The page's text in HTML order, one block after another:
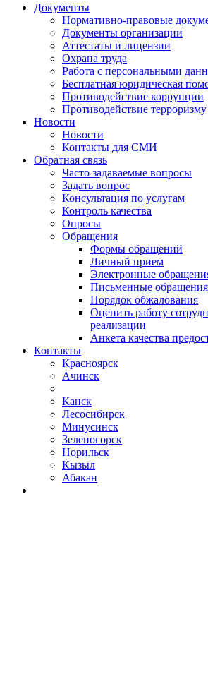
Документы
Нормативно-правовые
Документы организации
Аттестаты и лицензии
Охрана труда
Работа с персональными
Бесплатная юридическая
Противодействие коррупции
Противодействие терроризму
Новости
Новости
Контакты для СМИ
Обратная связь
Часто задаваемые вопросы
Задать вопрос
Консультация по услугам
Контроль качества
Опросы
Обращения
Формы обращений
Личный прием
Электронные
Письменные обращения
Порядок обжалования
Оценить работу
реализации
Анкета качества
Контакты
Красноярск
Ачинск
Канск
Лесосибирск
Минусинск
Зеленогорск
Норильск
Кызыл
Абакан